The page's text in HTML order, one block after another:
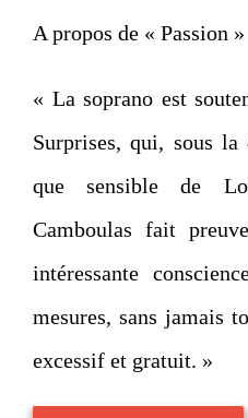
A propos de « Passion »
« La soprano est
Surprises, qui, sous
que sensible de
Camboulas fait
intéressante
mesures, sans jamais
excessif et gratuit. »